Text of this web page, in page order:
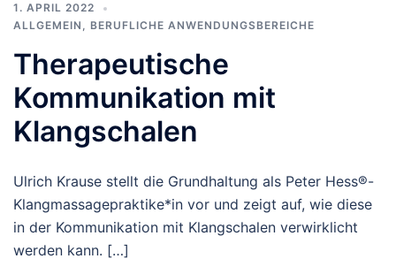
1. APRIL 2022
ALLGEMEIN , BERUFLICHE ANWENDUNGSBEREICHE
Therapeutische
Kommunikation mit
Klangschalen
Ulrich Krause stellt die Grundhaltung als Peter Hess®-
Klangmassagepraktike*in vor und zeigt auf, wie diese
in der Kommunikation mit Klangschalen verwirklicht
werden kann. […]